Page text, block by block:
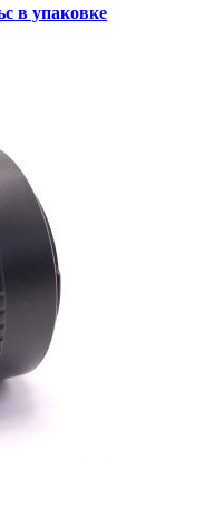
в упаковке